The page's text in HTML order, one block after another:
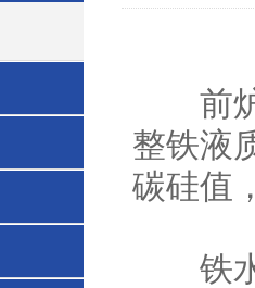
前炉
整铁液
碳硅值
铁